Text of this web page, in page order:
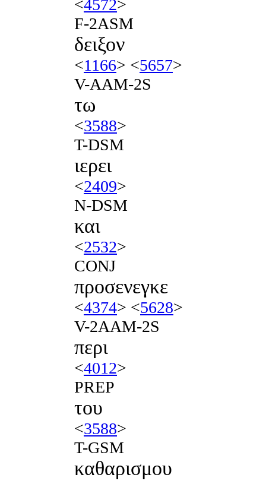
<4572>
F-2ASM
δειξον
<1166> <5657>
V-AAM-2S
τω
<3588>
T-DSM
ιερει
<2409>
N-DSM
και
<2532>
CONJ
προσενεγκε
<4374> <5628>
V-2AAM-2S
περι
<4012>
PREP
του
<3588>
T-GSM
καθαρισμου